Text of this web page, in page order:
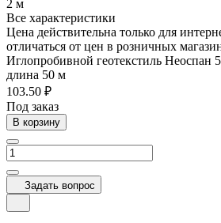
2 м
Все характеристики
Цена действительна только для
отличаться от цен в розничных
Иглопробивной геотекстиль Неоспан
длина 50 м
103.50 ₽
Под заказ
В корзину
Задать вопрос